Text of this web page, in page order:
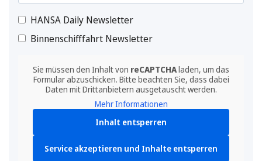
HANSA Daily Newsletter
Binnenschifffahrt Newsletter
Sie müssen den Inhalt von reCAPTCHAladen, um das
Formular abzuschicken. Bitte beachten Sie, dass dabei
Daten mit Drittanbietern ausgetauscht werden.
Mehr Informationen
Inhalt entsperren
Service akzeptieren und Inhalte entsperren